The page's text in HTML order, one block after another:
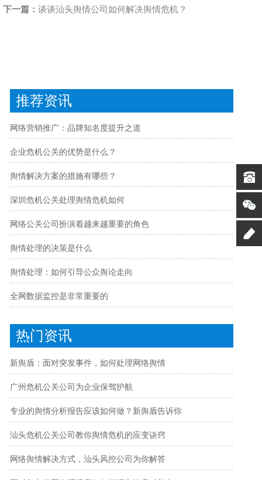
下一篇： 谈谈汕头舆情公司如何解决舆情危机？
推荐资讯
网络营销推广：品牌知名度提升之道
企业危机公关的优势是什么？
舆情解决方案的措施有哪些？
深圳危机公关处理舆情危机如何
网络公关公司扮演着越来越重要的角色
舆情处理的决策是什么
舆情处理：如何引导公众舆论走向
全网数据监控是非常重要的
热门资讯
新舆盾：面对突发事件，如何处理网络舆情
广州危机公关公司为企业保驾护航
专业的舆情分析报告应该如何做？新舆盾告诉你
汕头危机公关公司教你舆情危机的应变诀窍
网络舆情解决方式，汕头风控公司为你解答